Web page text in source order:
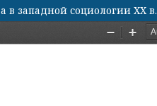
в западной социологии XX в.